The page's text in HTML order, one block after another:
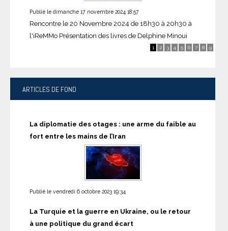
1 2 3 4 5 6 7 8 9
Publié le dimanche 17 novembre 2024 18:57
Rencontre le 20 Novembre 2024 de 18h30 à 20h30 à
l'iReMMo Présentation des livres de Delphine Minoui
Publié le vendredi 17 novembre 2023 00:23
ARTICLES DE FOND
La diplomatie des otages : une arme du faible au
fort entre les mains de l’Iran
Publié le vendredi 6 octobre 2023 19:34
La Turquie et la guerre en Ukraine, ou le retour
à une politique du grand écart